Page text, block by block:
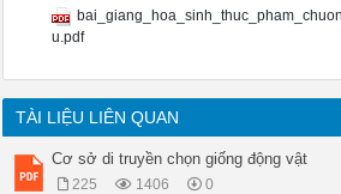
u.pdf
TÀI LIỆU LIÊN QUAN
Cơ sở di truyền chọn giống động vật
225 1406 0